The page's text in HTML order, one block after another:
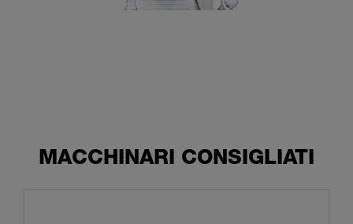
MACCHINARI CONSIGLIATI